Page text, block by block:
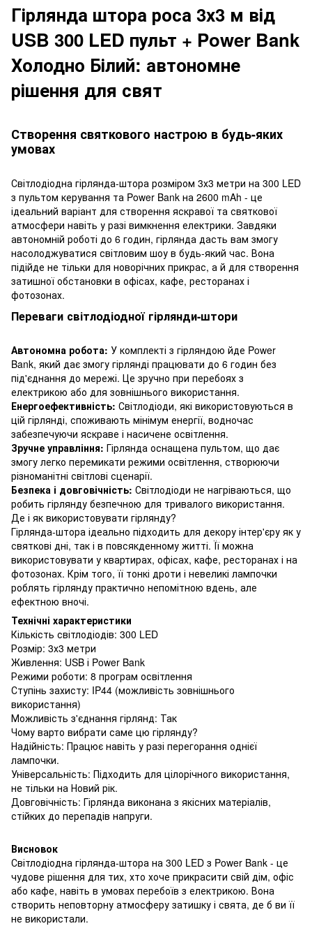
Гірлянда штора роса 3х3 м від
USB 300 LED пульт + Power Bank
Холодно Білий: автономне
рішення для свят
Створення святкового настрою в будь-яких
умовах
Світлодіодна гірлянда-штора розміром 3х3 метри на 300 LED
з пультом керування та Power Bank на 2600 mAh - це
ідеальний варіант для створення яскравої та святкової
атмосфери навіть у разі вимкнення електрики. Завдяки
автономній роботі до 6 годин, гірлянда дасть вам змогу
насолоджуватися світловим шоу в будь-який час. Вона
підійде не тільки для новорічних прикрас, а й для створення
затишної обстановки в офісах, кафе, ресторанах і
фотозонах.
Переваги світлодіодної гірлянди-штори
Автономна робота: У комплекті з гірляндою йде Power
Bank, який дає змогу гірлянді працювати до 6 годин без
під'єднання до мережі. Це зручно при перебоях з
електрикою або для зовнішнього використання.
Енергоефективність: Світлодіоди, які використовуються в
цій гірлянді, споживають мінімум енергії, водночас
забезпечуючи яскраве і насичене освітлення.
Зручне управління: Гірлянда оснащена пультом, що дає
змогу легко перемикати режими освітлення, створюючи
різноманітні світлові сценарії.
Безпека і довговічність: Світлодіоди не нагріваються, що
робить гірлянду безпечною для тривалого використання.
Де і як використовувати гірлянду?
Гірлянда-штора ідеально підходить для декору інтер'єру як у
святкові дні, так і в повсякденному житті. Її можна
використовувати у квартирах, офісах, кафе, ресторанах і на
фотозонах. Крім того, її тонкі дроти і невеликі лампочки
роблять гірлянду практично непомітною вдень, але
ефектною вночі.
Технічні характеристики
Кількість світлодіодів: 300 LED
Розмір: 3х3 метри
Живлення: USB і Power Bank
Режими роботи: 8 програм освітлення
Ступінь захисту: IP44 (можливість зовнішнього
використання)
Можливість з'єднання гірлянд: Так
Чому варто вибрати саме цю гірлянду?
Надійність: Працює навіть у разі перегорання однієї
лампочки.
Універсальність: Підходить для цілорічного використання,
не тільки на Новий рік.
Довговічність: Гірлянда виконана з якісних матеріалів,
стійких до перепадів напруги.
Висновок
Світлодіодна гірлянда-штора на 300 LED з Power Bank - це
чудове рішення для тих, хто хоче прикрасити свій дім, офіс
або кафе, навіть в умовах перебоїв з електрикою. Вона
створить неповторну атмосферу затишку і свята, де б ви її
не використали.